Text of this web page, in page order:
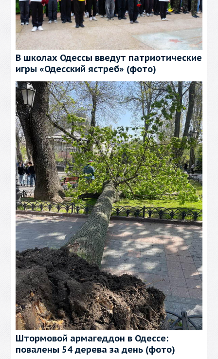
В школах Одессы введут патриотические
игры «Одесский ястреб» (фото)
Штормовой армагеддон в Одессе:
повалены 54 дерева за день (фото)